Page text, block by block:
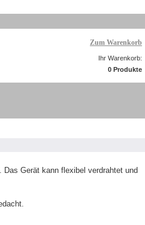
Zum Warenkorb
Ihr Warenkorb:
0 Produkte
Gerät kann flexibel verdrahtet und